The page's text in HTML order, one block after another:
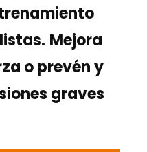
Mejora
o prevén y
graves